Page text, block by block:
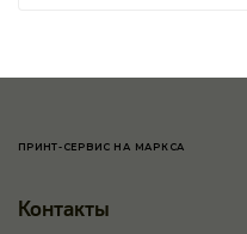
ПРИНТ-СЕРВИС НА МАРКСА
Контакты